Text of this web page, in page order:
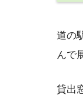
道の
んで
貸出